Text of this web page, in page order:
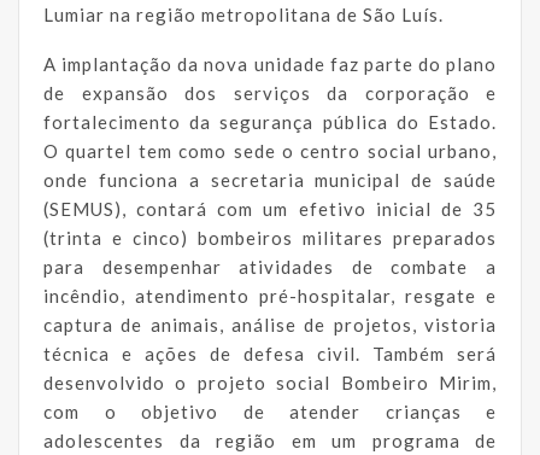
Lumiar na região metropolitana de São Luís.
A implantação da nova unidade faz parte do plano
de expansão dos serviços da corporação e
fortalecimento da segurança pública do Estado.
O quartel tem como sede o centro social urbano,
onde funciona a secretaria municipal de saúde
(SEMUS), contará com um efetivo inicial de 35
(trinta e cinco) bombeiros militares preparados
para desempenhar atividades de combate a
incêndio, atendimento pré-hospitalar, resgate e
captura de animais, análise de projetos, vistoria
técnica e ações de defesa civil. Também será
desenvolvido o projeto social Bombeiro Mirim,
com o objetivo de atender crianças e
adolescentes da região em um programa de